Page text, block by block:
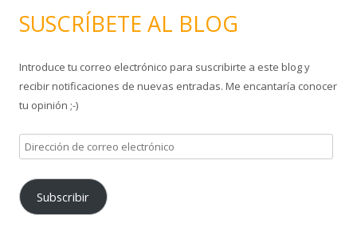
c
r
:
SUSCRÍBETE AL BLOG
Introduce tu correo electrónico para suscribirte a este blog y
recibir notificaciones de nuevas entradas. Me encantaría conocer
tu opinión ;-)
i
e
Subscribir